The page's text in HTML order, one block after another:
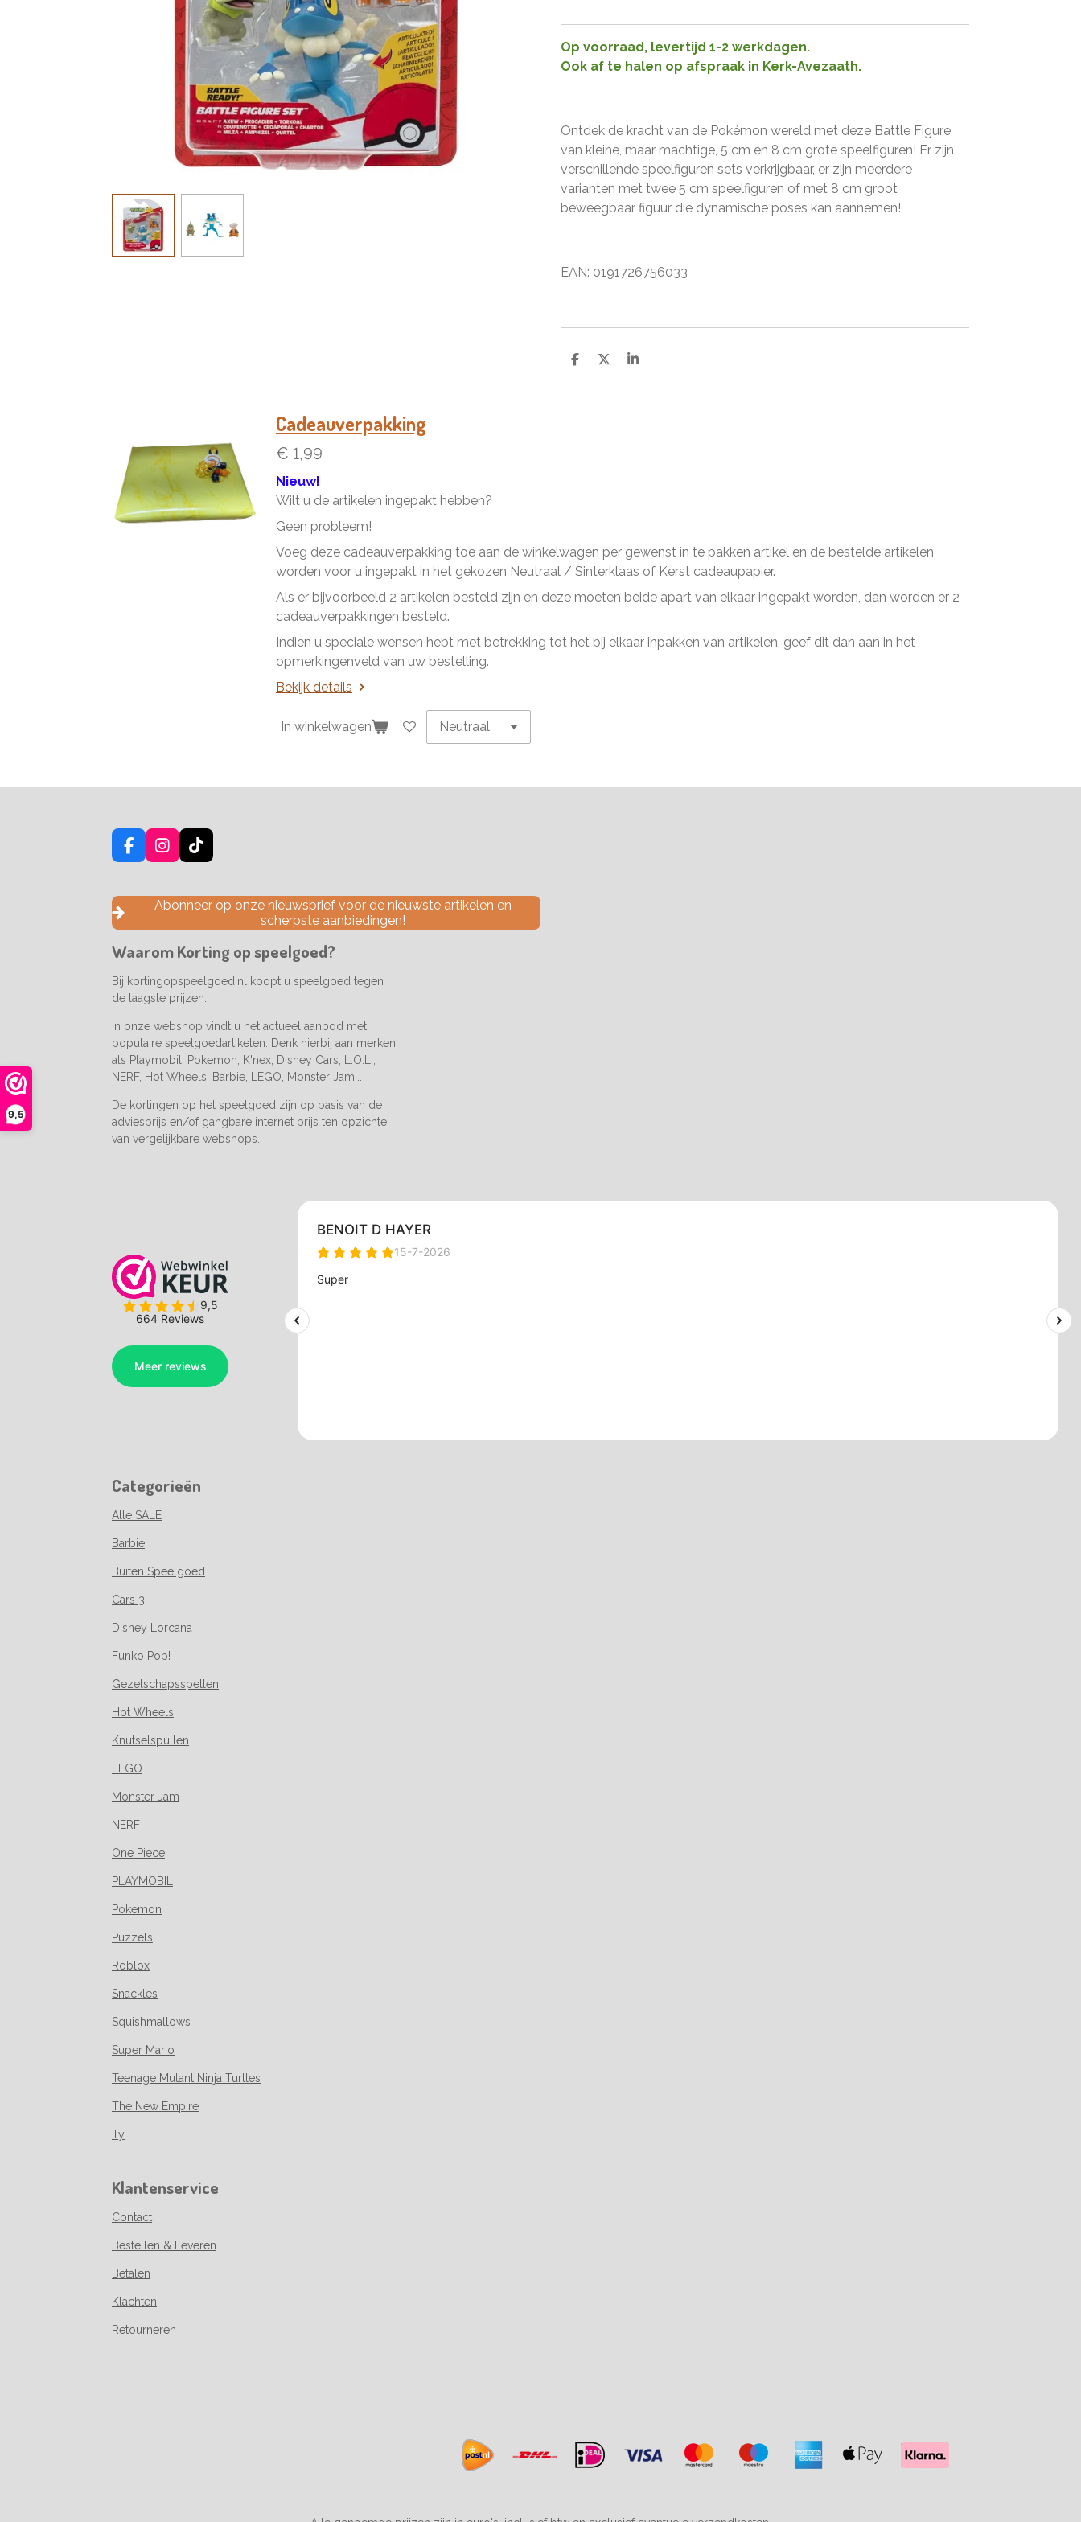
9,5
Op voorraad, levertijd 1-2 werkdagen.
Ook af te halen op afspraak in Kerk-Avezaath.
Ontdek de kracht van de Pokémon wereld met deze Battle Figure
van kleine, maar machtige, 5 cm en 8 cm grote speelfiguren! Er zijn
verschillende speelfiguren sets verkrijgbaar, er zijn meerdere
varianten met twee 5 cm speelfiguren of met 8 cm groot
beweegbaar figuur die dynamische poses kan aannemen!
EAN: 0191726756033
D
D
S
Cadeauverpakking
€ 1,99
Nieuw!
Wilt u de artikelen ingepakt hebben?
Geen probleem!
Voeg deze cadeauverpakking toe aan de winkelwagen per gewenst in te pakken artikel en de bestelde artikelen
worden voor u ingepakt in het gekozen Neutraal / Sinterklaas of Kerst cadeaupapier.
Als er bijvoorbeeld 2 artikelen besteld zijn en deze moeten beide apart van elkaar ingepakt worden, dan worden er 2
cadeauverpakkingen besteld.
Indien u speciale wensen hebt met betrekking tot het bij elkaar inpakken van artikelen, geef dit dan aan in het
opmerkingenveld van uw bestelling.
Bekijk details
In winkelwagen
F
a
e
o
k
I
n
t
a
g
a
T
i
T
o
k
Abonneer op onze nieuwsbrief voor de nieuwste artikelen en
scherpste aanbiedingen!
Waarom Korting op speelgoed?
Bij kortingopspeelgoed.nl koopt u speelgoed tegen
de laagste prijzen.
In onze webshop vindt u het actueel aanbod met
populaire speelgoedartikelen. Denk hierbij aan merken
als Playmobil, Pokemon, K'nex, Disney Cars, L.O.L.,
NERF, Hot Wheels, Barbie, LEGO, Monster Jam...
De kortingen op het speelgoed zijn op basis van de
adviesprijs en/of gangbare internet prijs ten opzichte
van vergelijkbare webshops.
Categorieën
Alle SALE
Barbie
Buiten Speelgoed
Cars 3
Disney Lorcana
Funko Pop!
Gezelschapsspellen
Hot Wheels
Knutselspullen
LEGO
Monster Jam
NERF
One Piece
PLAYMOBIL
Pokemon
Puzzels
Roblox
Snackles
Squishmallows
Super Mario
Teenage Mutant Ninja Turtles
The New Empire
Ty
Klantenservice
Contact
Bestellen & Leveren
Betalen
Klachten
Retourneren